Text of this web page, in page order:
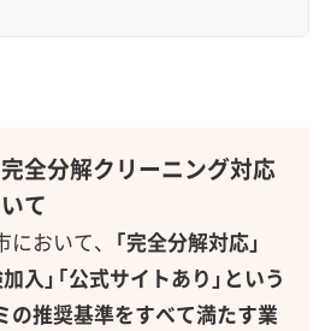
全分解クリーニング対応
て
おいて、 「完全分解対応」
入」「公式サイトあり」という
の推奨基準をすべて満たす業